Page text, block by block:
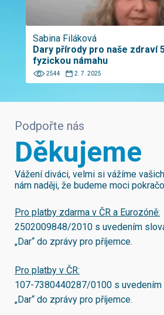
Sabina Filáková
Dary přírody pro naše zdraví
fyzickou námahu
2544 2. 7. 2025
Podpořte nás
Děkujeme
Vážení diváci, velmi si vážíme
nám naději, že budeme moci
Pro platby zdarma v ČR a Eurozóně:
2502009848/2010 s uvedením
„Dar“ do zprávy pro příjemce.
Pro platby v ČR:
107-7380440287/0100 s uvedením
„Dar“ do zprávy pro příjemce.